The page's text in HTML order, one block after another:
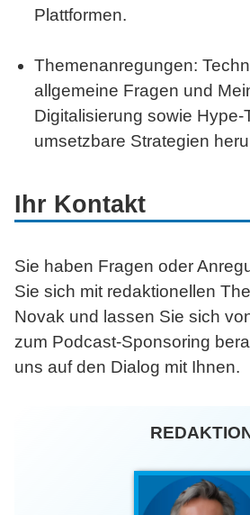
Plattformen.
Themenanregungen:
allgemeine Fragen und
Digitalisierung sowie Hype-
umsetzbare Strategien
Ihr Kontakt
Sie haben Fragen oder
Sie sich mit redaktionellen
Novak und lassen Sie sich
zum Podcast-Sponsoring
uns auf den Dialog mit Ihnen.